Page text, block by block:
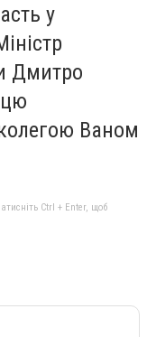
у
Дмитро
Ваном
Ctrl + Enter, щоб